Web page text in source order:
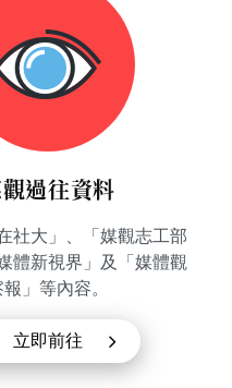
過往資料
社大」、「媒觀志工部
體新視界」及「媒體觀
報」等內容。
立即前往